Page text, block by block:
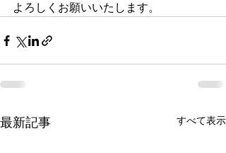
よろしくお願いいたします。
最新記事 すべて表示